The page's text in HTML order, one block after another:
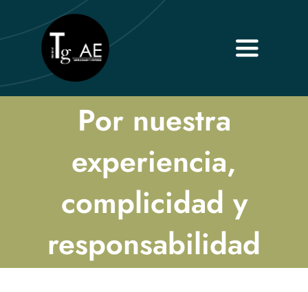
contenido
Toggle
Inicio
Sobre nosotros
Servicios
Contacto
Por nuestra
experiencia,
complicidad y
responsabilidad